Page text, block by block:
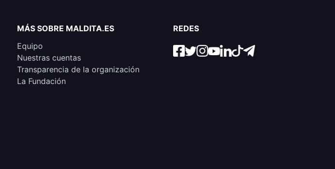
MÁS SOBRE MALDITA.ES
Equipo
Nuestras cuentas
Transparencia de la organización
La Fundación
REDES